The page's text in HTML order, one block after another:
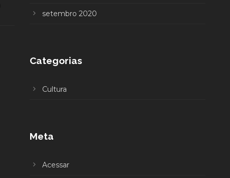
setembro 2020
Categorias
Cultura
Meta
Acessar